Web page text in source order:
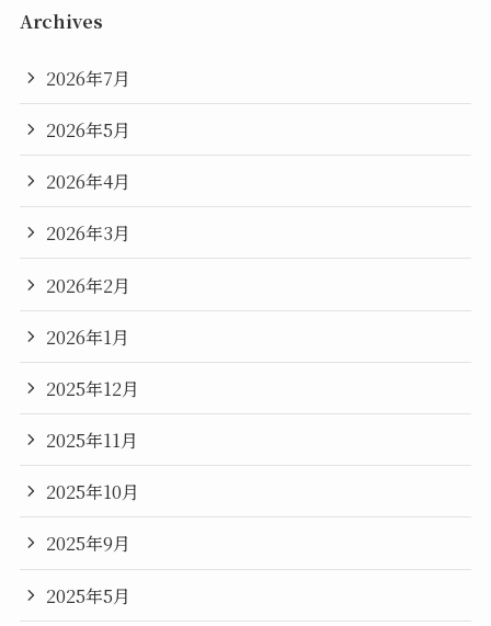
Archives
2026年7月
2026年5月
2026年4月
2026年3月
2026年2月
2026年1月
2025年12月
2025年11月
2025年10月
2025年9月
2025年5月